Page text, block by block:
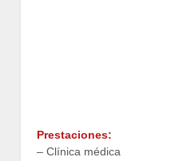
Prestaciones:
– Clínica médica